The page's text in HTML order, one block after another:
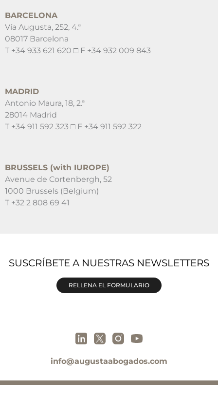
BARCELONA
Vía Augusta, 252, 4.ª
08017 Barcelona
T +34 933 621 620 □ F +34 932 009 843
MADRID
Antonio Maura, 18, 2.ª
28014 Madrid
T +34 911 592 323 □ F +34 911 592 322
BRUSSELS (with IUROPE)
Avenue de Cortenbergh, 52
1000 Brussels (Belgium)
T +32 2 808 69 41
SUSCRÍBETE A NUESTRAS NEWSLETTERS
RELLENA EL FORMULARIO
info@augustaabogados.com